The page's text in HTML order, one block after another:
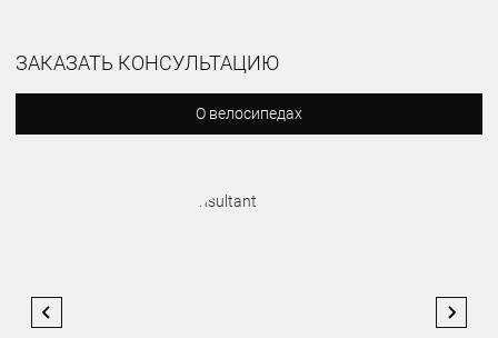
ЗАКАЗАТЬ КОНСУЛЬТАЦИЮ
О велосипедах